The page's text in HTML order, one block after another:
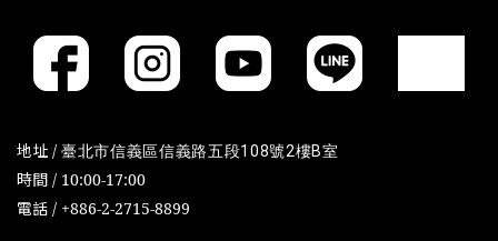
地址 / 臺北市信義區信義路五段108號2樓B室
時間 / 10:00-17:00
電話 / +886-2-2715-8899